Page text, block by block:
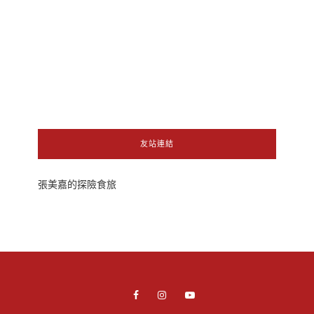
友站連結
張美嘉的探險食旅